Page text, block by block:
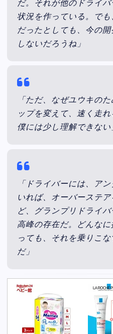
だ。それが他のドライ
状況を作っている。で
だったとしても、今の
しないだろうね」
「ただ、なぜユウキの
ップを変えて、速く走
僕には少し理解できない
「ドライバーには、ア
いれば、オーバーステ
ど、グランプリドライ
高峰の存在だ。どんな
っても、それを乗りこ
だ」